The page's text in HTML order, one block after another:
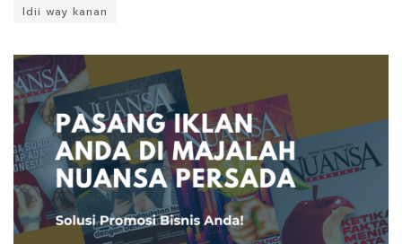
ldii way kanan